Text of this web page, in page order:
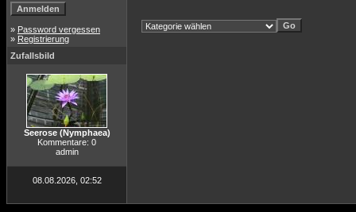
» Password vergessen
» Registrierung
Zufallsbild
Seerose (Nymphaea)
Kommentare: 0
admin
08.08.2026, 02:52